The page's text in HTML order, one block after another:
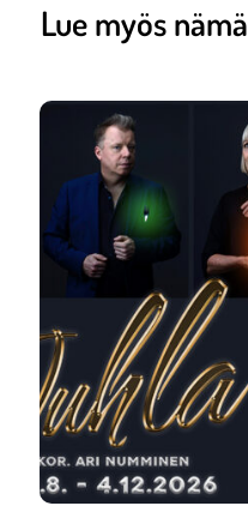
Lue myös nämä